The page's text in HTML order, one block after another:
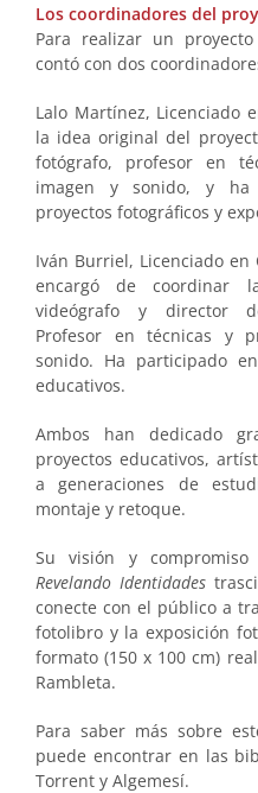
Los coordinadores del
Para realizar un
contó con dos
Lalo Martínez, Licenciado
la idea original del
fotógrafo, profesor en
imagen y sonido, y ha
proyectos fotográficos y
Iván Burriel, Licenciado en
encargó de coordinar
videógrafo y director
Profesor en técnicas y
sonido. Ha participado
educativos.
Ambos han dedicado
proyectos educativos,
a generaciones de
montaje y retoque.
Su visión y
Revelando Identidades
conecte con el público a
fotolibro y la exposición
formato (150 x 100 cm)
Rambleta.
Para saber más sobre
puede encontrar en las
Torrent y Algemesí.